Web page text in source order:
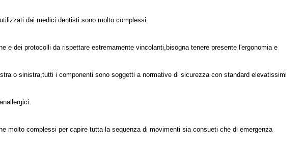
dai medici dentisti sono molto complessi.
e dei protocolli da rispettare estremamente vincolanti,bisogna tenere presente l'ergonomia e
o sinistra,tutti i componenti sono soggetti a normative di sicurezza con standard elevatissimi
molto complessi per capire tutta la sequenza di movimenti sia consueti che di emergenza